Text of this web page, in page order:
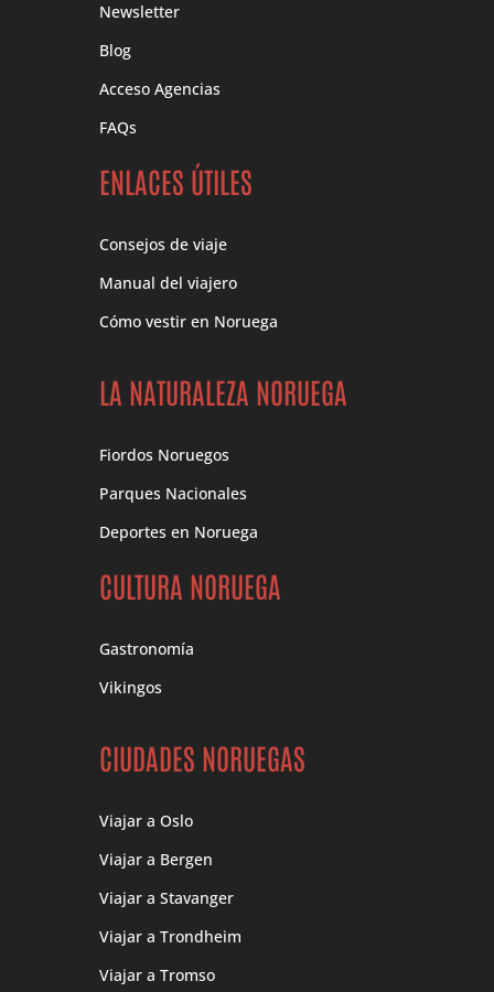
Newsletter
Blog
Acceso Agencias
FAQs
ENLACES ÚTILES
Consejos de viaje
Manual del viajero
Cómo vestir en Noruega
LA NATURALEZA NORUEGA
Fiordos Noruegos
Parques Nacionales
Deportes en Noruega
CULTURA NORUEGA
Gastronomía
Vikingos
CIUDADES NORUEGAS
Viajar a Oslo
Viajar a Bergen
Viajar a Stavanger
Viajar a Trondheim
Viajar a Tromso